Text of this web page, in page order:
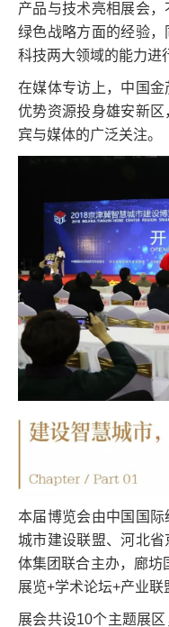
产品与技术亮相展会
绿色战略方面的经验
科技两大领域的能力进
在媒体专访上，中国
优势资源投身雄安新
宾与媒体的广泛关注。
本届博览会由中国国
城市建设联盟、河北
体集团联合主办，廊坊
展览+学术论坛+产业联
展会共设10个主题展